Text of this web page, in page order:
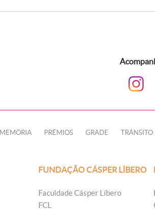
MEMÓRIA PRÊMIOS GRADE TRÂNSITO
FUNDAÇÃO CÁSPER LÍBERO
Faculdade Cásper Líbero
FCL